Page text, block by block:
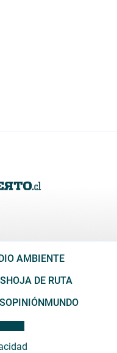
AMBIENTE
HOJA DE RUTA
OPINIÓNMUNDO